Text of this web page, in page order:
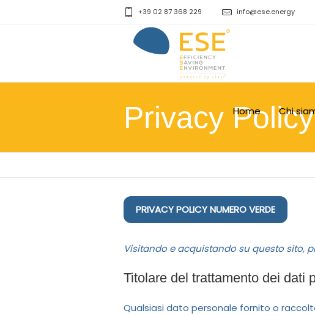
+39 02 87 368 229 info@ese.energy
Home Chi
Privacy Policy
PRIVACY POLICY NUMERO VERDE
Visitando e acquistando su questo sito,
Titolare del trattamento dei dati
Qualsiasi dato personale fornito o